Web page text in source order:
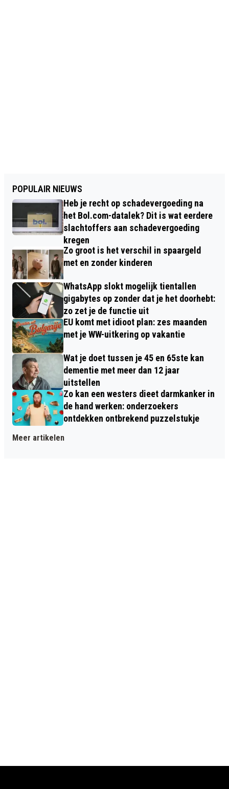
POPULAIR NIEUWS
Heb je recht op schadevergoeding na
het Bol.com-datalek? Dit is wat eerdere
slachtoffers aan schadevergoeding
kregen
Zo groot is het verschil in spaargeld
met en zonder kinderen
WhatsApp slokt mogelijk tientallen
gigabytes op zonder dat je het doorhebt:
zo zet je de functie uit
EU komt met idioot plan: zes maanden
met je WW-uitkering op vakantie
Wat je doet tussen je 45 en 65ste kan
dementie met meer dan 12 jaar
uitstellen
Zo kan een westers dieet darmkanker in
de hand werken: onderzoekers
ontdekken ontbrekend puzzelstukje
Meer artikelen